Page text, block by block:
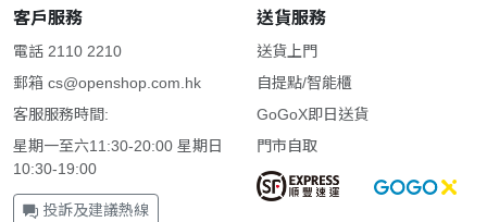
客戶服務
電話 2110 2210
郵箱 cs@openshop.com.hk
客服服務時間:
星期一至六11:30-20:00 星期日
10:30-19:00
投訴及建議熱線
送貨服務
送貨上門
自提點/智能櫃
GoGoX即日送貨
門市自取